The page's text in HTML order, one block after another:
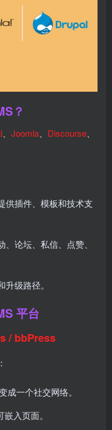
？
Joomla Discourse
供插件、模板和技术支
、论坛、私信、点赞、
升级路径。
平台
/ bbPress
成一个社交网络。
入页面。